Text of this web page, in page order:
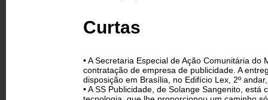
Curtas
• A Secretaria Especial de Ação Comunitária
contratação de empresa de publicidade. A
disposição em Brasília, no Edifício Lex, 2º
• A SS Publicidade, de Solange Sangenito,